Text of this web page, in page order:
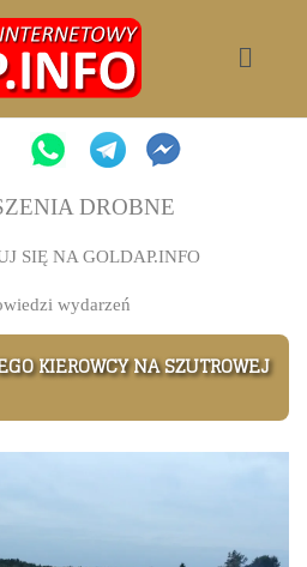
DROBNE
SIĘ NA GOLDAP.INFO
wydarzeń
KIEROWCY NA SZUTROWEJ